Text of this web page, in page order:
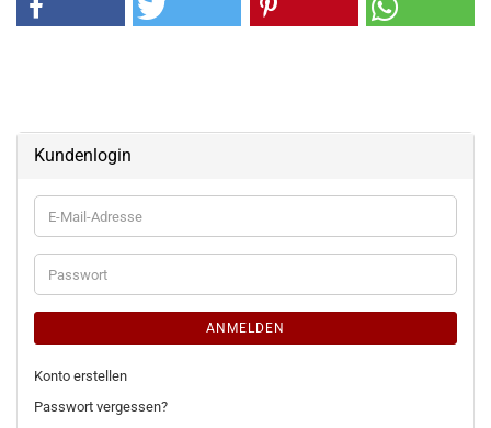
Kundenlogin
E-
Mail-
Adresse
Passwort
ANMELDEN
Konto erstellen
Passwort vergessen?